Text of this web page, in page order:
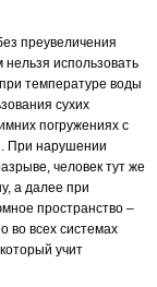
преувеличения
использовать
температуре воды
сухих
погружениях с
При нарушении
человек тут же
а далее при
пространство –
во всех системах
учит